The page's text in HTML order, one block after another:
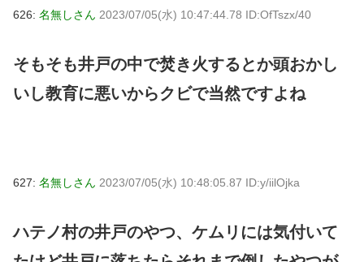
626: 名無しさん 2023/07/05(水) 10:47:44.78 ID:OfTszx/40
そもそも井戸の中で焚き火するとか頭おかし
いし教育に悪いからクビで当然ですよね
627: 名無しさん 2023/07/05(水) 10:48:05.87 ID:y/iilOjka
ハテノ村の井戸のやつ、ケムリには気付いて